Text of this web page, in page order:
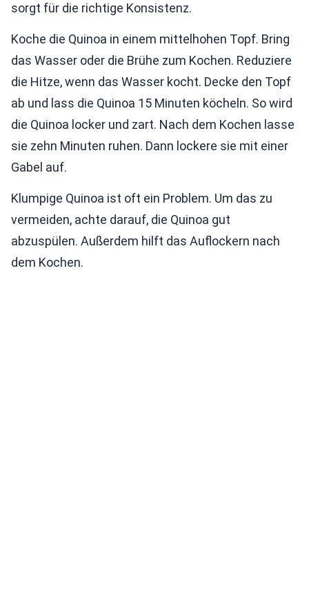
sorgt für die richtige Konsistenz.
Koche die Quinoa in einem mittelhohen Topf. Bring
das Wasser oder die Brühe zum Kochen. Reduziere
die Hitze, wenn das Wasser kocht. Decke den Topf
ab und lass die Quinoa 15 Minuten köcheln. So wird
die Quinoa locker und zart. Nach dem Kochen lasse
sie zehn Minuten ruhen. Dann lockere sie mit einer
Gabel auf.
Klumpige Quinoa ist oft ein Problem. Um das zu
vermeiden, achte darauf, die Quinoa gut
abzuspülen. Außerdem hilft das Auflockern nach
dem Kochen.